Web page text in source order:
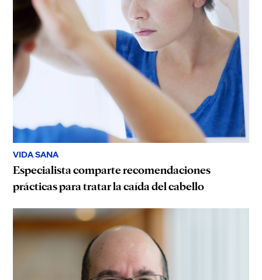
VIDA SANA
Especialista comparte recomendaciones
prácticas para tratar la caída del cabello